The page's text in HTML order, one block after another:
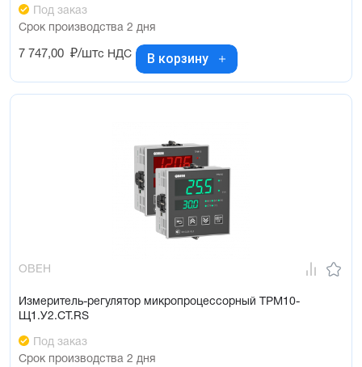
Под заказ
Срок производства 2 дня
7 747,00 ₽/штс НДС В корзину
ОВЕН
Измеритель-регулятор микропроцессорный ТРМ10-
Щ1.У2.СТ.RS
Под заказ
Срок производства 2 дня